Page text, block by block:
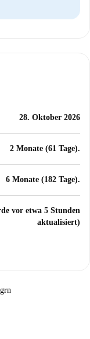
28. Oktober 2026
2 Monate (61 Tage).
6 Monate (182 Tage).
vor etwa 5 Stunden
aktualisiert)